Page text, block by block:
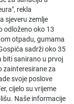
rekla
sjeveru zemlje
odloženo oko 13
otpadu, gumama
sadrži oko 35
biti sanirano u prvoj
zainteresirane za
svoje poslove
cijelo su vrijeme
Naše informacije